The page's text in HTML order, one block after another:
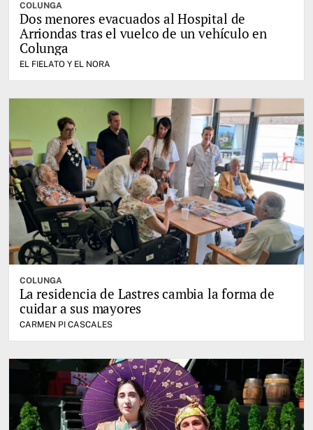
COLUNGA
Dos menores evacuados al Hospital de
Arriondas tras el vuelco de un vehículo en
Colunga
EL FIELATO Y EL NORA
COLUNGA
La residencia de Lastres cambia la forma de
cuidar a sus mayores
CARMEN PI CASCALES